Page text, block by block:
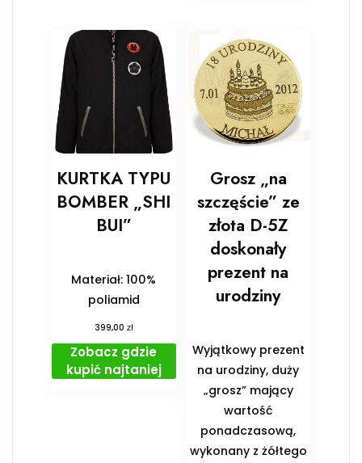
KURTKA TYPU
BOMBER „SHI
BUI”
Materiał: 100%
poliamid
399,00 zł
Zobacz gdzie
kupić najtaniej
Grosz „na
szczęście” ze
złota D-5Z
doskonały
prezent na
urodziny
Wyjątkowy prezent
na urodziny, duży
„grosz” mający
wartość
ponadczasową,
wykonany z żółtego